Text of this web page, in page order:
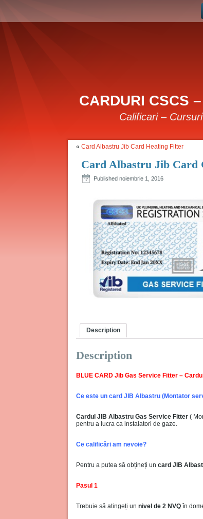
CARDURI CSCS
Calificari –
« Card Albastru Jib Card Heating Fitter
Card Albastru Jib Card
Published noiembrie 1, 2016
Description
Description
BLUE CARD Jib Gas Service Fitter –
Ce este un card JIB Albastru (Montator
Cardul JIB Albastru Gas Service Fitter (
pentru a lucra ca instalatori de gaze.
Ce calificări am nevoie?
Pentru a putea să obțineți un card JIB
Pasul 1
Trebuie să atingeți un nivel de 2 NVQ în